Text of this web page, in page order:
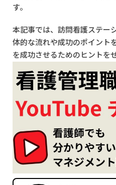
す。
本記事では、訪問看護ステー
体的な流れや成功のポイント
を成功させるためのヒントを